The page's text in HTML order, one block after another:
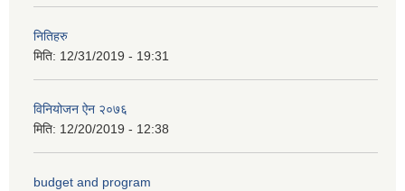
नितिहरु
मिति: 12/31/2019 - 19:31
विनियोजन ऐन २०७६
मिति: 12/20/2019 - 12:38
budget and program